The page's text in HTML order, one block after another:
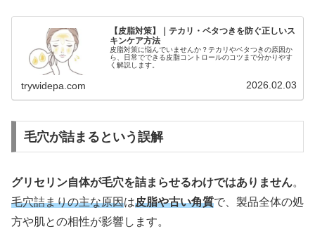
【皮脂対策】｜テカリ・ベタつきを防ぐ正しいス
キンケア方法
皮脂対策に悩んでいませんか？テカリやベタつきの原因か
ら、日常でできる皮脂コントロールのコツまで分かりやす
く解説します。
trywidepa.com 2026.02.03
毛穴が詰まるという誤解
グリセリン自体が毛穴を詰まらせるわけではありません。
毛穴詰まりの主な原因は皮脂や古い角質で、製品全体の処
方や肌との相性が影響します。